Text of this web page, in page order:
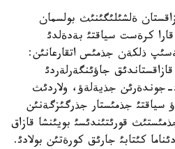
ةلشئلئگئنئث بولسمان
كرةست سياقتئ بةدةلدئ
ذلكةن جذمئس اتقارعانئن:
قازاقستاندئق جاؤئنگةرلةردئ
جوندةرئن جذيةلةؤ، ولاردئث
سياقتئ جذمئستار جذرگئزگةنئن
قورئتئندئسئ بويئنشا قازاق
كئتابئ جارئق كورةتئن بولادئ.